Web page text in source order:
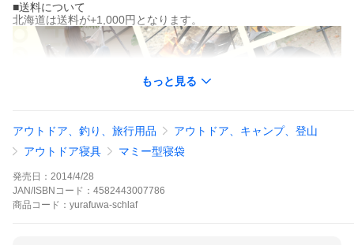
■送料について
北海道は送料が+1,000円となります。
もっと見る
アウトドア、釣り、旅行用品
アウトドア、キャンプ、登山
アウトドア寝具
マミー型寝袋
発売日： 2014/4/28
JAN/ISBNコード： 4582443007786
商品 コード： yurafuwa-schlaf